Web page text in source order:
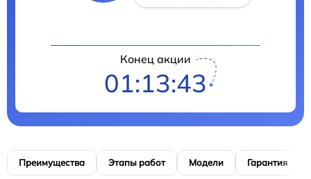
Конец акции
01:13:42
Преимущества Этапы работ Модели Гарантия